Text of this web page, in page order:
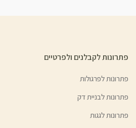
פתרונות לקבלנים ולפרטיים
פתרונות לפרגולות
פתרונות לבניית דק
פתרונות לגגות